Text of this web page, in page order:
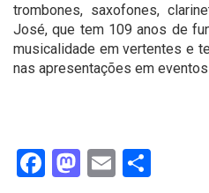
trombones, saxofones,
José, que tem 109 anos de
musicalidade em vertentes e
nas apresentações em
Facebook
Mastodon
Email